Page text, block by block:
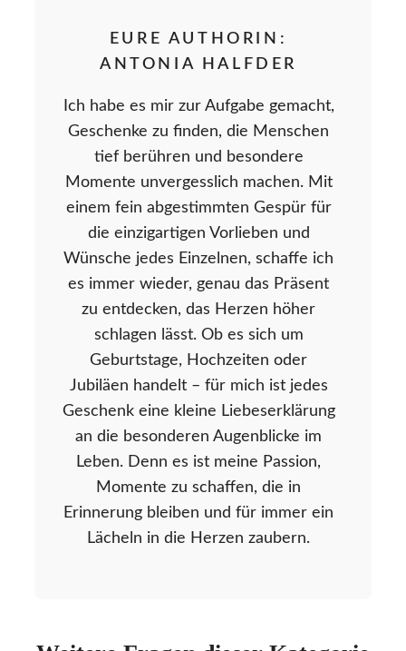
EURE AUTHORIN:
ANTONIA HALFDER
Ich habe es mir zur Aufgabe gemacht,
Geschenke zu finden, die Menschen
tief berühren und besondere
Momente unvergesslich machen. Mit
einem fein abgestimmten Gespür für
die einzigartigen Vorlieben und
Wünsche jedes Einzelnen, schaffe ich
es immer wieder, genau das Präsent
zu entdecken, das Herzen höher
schlagen lässt. Ob es sich um
Geburtstage, Hochzeiten oder
Jubiläen handelt – für mich ist jedes
Geschenk eine kleine Liebeserklärung
an die besonderen Augenblicke im
Leben. Denn es ist meine Passion,
Momente zu schaffen, die in
Erinnerung bleiben und für immer ein
Lächeln in die Herzen zaubern.